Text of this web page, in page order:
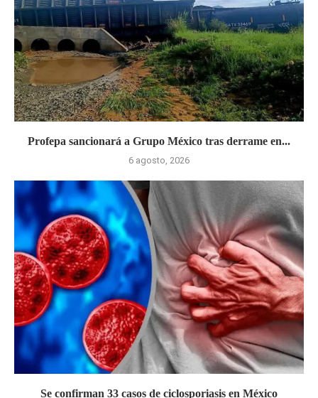
Profepa sancionará a Grupo México tras derrame en...
6 agosto, 2026
Se confirman 33 casos de ciclosporiasis en México